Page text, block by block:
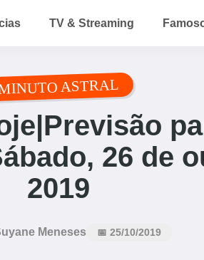
TV & Streaming
ASTRAL
26 de
2019
Meneses 📅 25/10/2019